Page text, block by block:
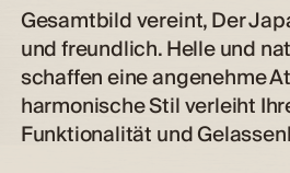
Gesamtbild vereint, Der
und freundlich. Helle und
schaffen eine angenehme
harmonische Stil verleiht
Funktionalität und